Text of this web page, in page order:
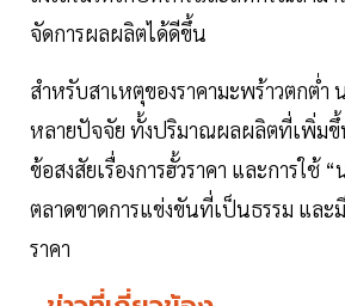
จัดการผลผลิตได้ดีขึ้น
สำหรับสาเหตุของราคามะพร้าวตกต่ำ
หลายปัจจัย ทั้งปริมาณผลผลิตที่เพิ่มขึ้
ข้อสงสัยเรื่องการฮั้วราคา และการใช้
ตลาดขาดการแข่งขันที่เป็นธรรม แล
ราคา